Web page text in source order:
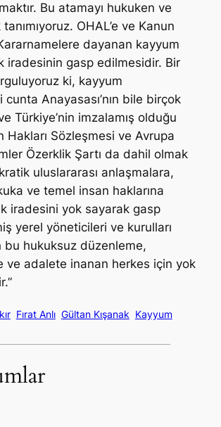
Bu atamayı hukuken ve
OHAL’e ve Kanun
dayanan kayyum
iradesinin gasp edilmesidir. Bir
ki, kayyum
Anayasası’nın bile birçok
Türkiye’nin imzalamış olduğu
Hakları Sözleşmesi ve Avrupa
Özerklik Şartı da dahil olmak
uluslararası anlaşmalara,
ve temel insan haklarına
iradesini yok sayarak gasp
yerel yöneticileri ve kurulları
bu hukuksuz düzenleme,
ve adalete inanan herkes için yok
Fırat Anlı Gültan Kışanak Kayyum